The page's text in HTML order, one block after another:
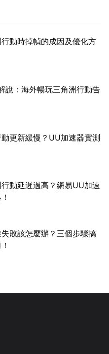
動時掉幀的成因及優化方
說：海外暢玩三角洲行動告
更新緩慢？UU加速器實測
動延遲過高？網易UU加速
敗該怎麼辦？三個步驟搞